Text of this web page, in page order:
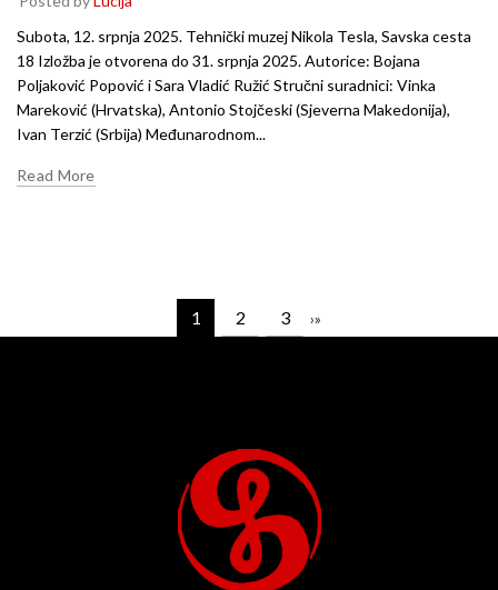
Subota, 12. srpnja 2025. Tehnički muzej Nikola Tesla, Savska cesta
18 Izložba je otvorena do 31. srpnja 2025. Autorice: Bojana
Poljaković Popović i Sara Vladić Ružić Stručni suradnici: Vinka
Mareković (Hrvatska), Antonio Stojčeski (Sjeverna Makedonija),
Ivan Terzić (Srbija) Međunarodnom...
Read More
1 2 3 ›»